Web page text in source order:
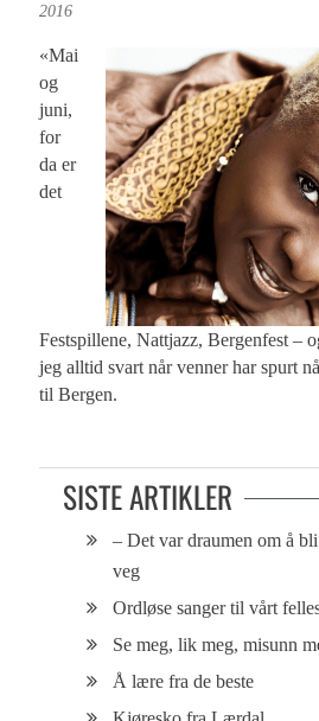
2016
«Mai
og
juni,
for
da er
det
Festspillene, Nattjazz, Bergenfest –
jeg alltid svart når venner har spurt
til Bergen.
SISTE ARTIKLER
– Det var draumen om å
veg
Ordløse sanger til vårt
Se meg, lik meg, misunn
Å lære fra de beste